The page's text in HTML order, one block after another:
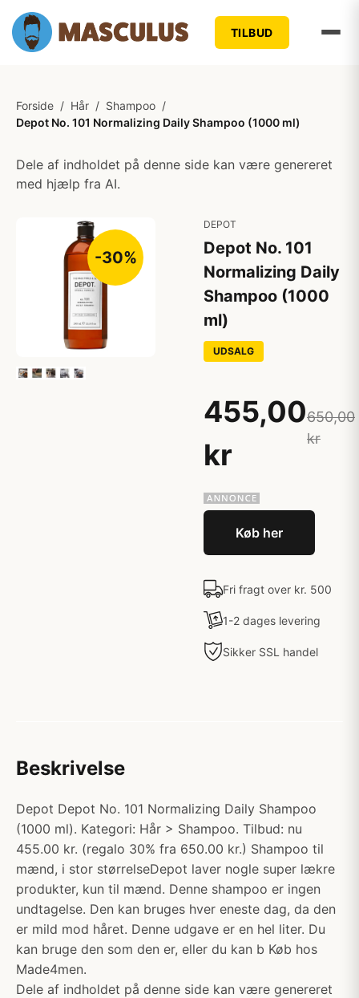
TILBUD
Forside / Hår / Shampoo /
Depot No. 101 Normalizing Daily Shampoo (1000 ml)
Dele af indholdet på denne side kan være genereret
med hjælp fra AI.
-30%
DEPOT
Depot No. 101
Normalizing Daily
Shampoo (1000
ml)
UDSALG
455,00
kr
650,00
kr
Køb her
Fri fragt over kr. 500
1-2 dages levering
Sikker SSL handel
Beskrivelse
Depot Depot No. 101 Normalizing Daily Shampoo
(1000 ml). Kategori: Hår > Shampoo. Tilbud: nu
455.00 kr. (regalo 30% fra 650.00 kr.) Shampoo til
mænd, i stor størrelseDepot laver nogle super lækre
produkter, kun til mænd. Denne shampoo er ingen
undtagelse. Den kan bruges hver eneste dag, da den
er mild mod håret. Denne udgave er en hel liter. Du
kan bruge den som den er, eller du kan b Køb hos
Made4men.
Dele af indholdet på denne side kan være genereret